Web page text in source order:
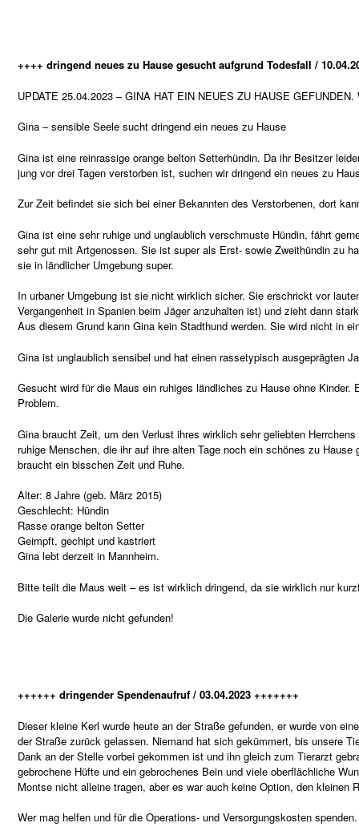
++++ dringend neues zu Hause gesucht aufgrund Todesfall /
UPDATE 25.04.2023 – GINA HAT EIN NEUES ZU HAUSE
Gina – sensible Seele sucht dringend ein neues zu Hause
Gina ist eine reinrassige orange belton Setterhündin. Da ihr Besitzer
jung vor drei Tagen verstorben ist, suchen wir dringend ein neues zu
Zur Zeit befindet sie sich bei einer Bekannten des Verstorbenen, dort
Gina ist eine sehr ruhige und unglaublich verschmuste Hündin, fährt
sehr gut mit Artgenossen. Sie ist super als Erst- sowie Zweithündin zu
sie in ländlicher Umgebung super.
In urbaner Umgebung ist sie nicht wirklich sicher. Sie erschrickt vor
Vergangenheit in Spanien beim Jäger anzuhalten ist) und zieht dann
Aus diesem Grund kann Gina kein Stadthund werden. Sie wird nicht in
Gina ist unglaublich sensibel und hat einen rassetypisch ausgeprägten
Gesucht wird für die Maus ein ruhiges ländliches zu Hause ohne Kinder.
Problem.
Gina braucht Zeit, um den Verlust ihres wirklich sehr geliebten
ruhige Menschen, die ihr auf ihre alten Tage noch ein schönes zu
braucht ein bisschen Zeit und Ruhe.
Alter: 8 Jahre (geb. März 2015)
Geschlecht: Hündin
Rasse orange belton Setter
Geimpft, gechipt und kastriert
Gina lebt derzeit in Mannheim.
Bitte teilt die Maus weit – es ist wirklich dringend, da sie wirklich nur
Die Galerie wurde nicht gefunden!
++++++ dringender Spendenaufruf / 03.04.2023 +++++++
Dieser kleine Kerl wurde heute an der Straße gefunden, er wurde von
der Straße zurück gelassen. Niemand hat sich gekümmert, bis unsere
Dank an der Stelle vorbei gekommen ist und ihn gleich zum Tierarzt
gebrochene Hüfte und ein gebrochenes Bein und viele oberflächliche
Montse nicht alleine tragen, aber es war auch keine Option, den kleinen
Wer mag helfen und für die Operations- und Versorgungskosten